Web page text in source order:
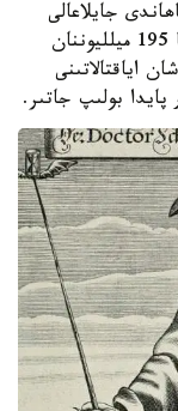
جايلاعالى
ەكى جىلعا جۋىق ۋاقىت ءوتتى. الەم بويىنشا 195 ميلليوننان
اياقتالاتىنى
بولىپ جاتىر.